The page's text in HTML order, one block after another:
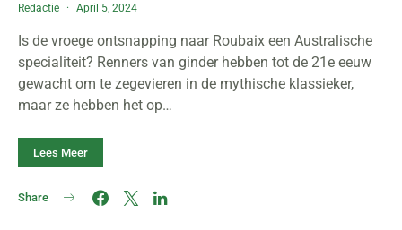
Redactie April 5, 2024
Is de vroege ontsnapping naar Roubaix een Australische
specialiteit? Renners van ginder hebben tot de 21e eeuw
gewacht om te zegevieren in de mythische klassieker,
maar ze hebben het op…
Lees Meer
Share